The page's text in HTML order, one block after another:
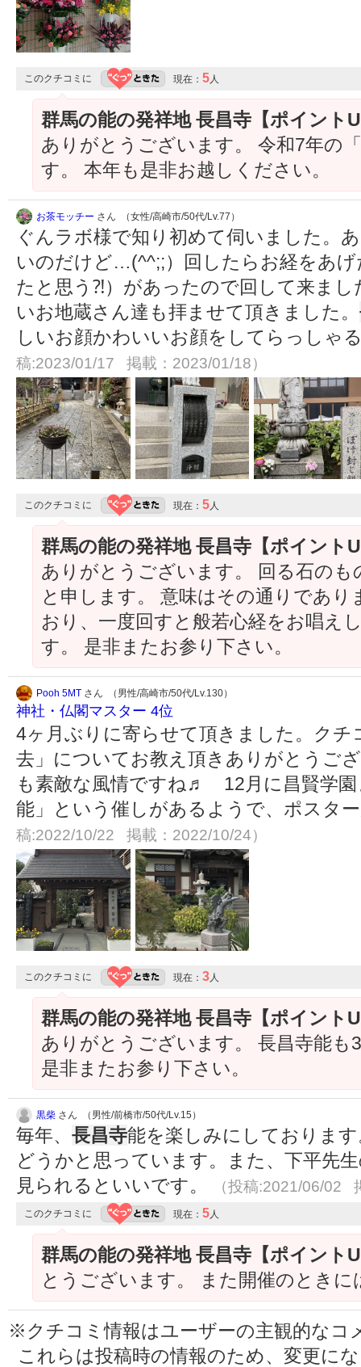
このクチコミに 現在： 5人
群馬の能の発祥地 長昌寺【ポイント
ありがとうございます。 令和7年の
す。 本年も是非お越しください。
お茶モッチー さん （女性/高崎市/50代/Lv.77）
ぐんラボ様で知り初めて伺いました。
いのだけど…(^^;;）回したらお経をあ
たと思う⁈）があったので回して来まし
いお地蔵さん達も拝ませて頂きました。
しいお顔かわいいお顔をしてらっしゃ
稿:2023/01/17 掲載：2023/01/18）
このクチコミに 現在： 5人
群馬の能の発祥地 長昌寺【ポイント
ありがとうございます。 回る石の
と申します。 意味はその通りであ
おり、一度回すと般若心経をお唱え
す。 是非またお参り下さい。
Pooh 5MT さん （男性/高崎市/50代/Lv.130）
神社・仏閣マスター 4位
4ヶ月ぶりに寄らせて頂きました。クチ
去」についてお教え頂きありがとうご
も素敵な風情ですね♬ 12月に昌賢学園
能」という催しがあるようで、ポスタ
稿:2022/10/22 掲載：2022/10/24）
このクチコミに 現在： 3人
群馬の能の発祥地 長昌寺【ポイント
ありがとうございます。 長昌寺能
是非またお参り下さい。
黒柴 さん （男性/前橋市/50代/Lv.15）
毎年、 長昌寺能を楽しみにしておりま
どうかと思っています。また、下平先
見られるといいです。
（投稿:2021/06/02
このクチコミに 現在： 5人
群馬の能の発祥地 長昌寺【ポイント
とうございます。 また開催のとき
※クチコミ情報はユーザーの主観的なコ
これらは投稿時の情報のため、変更に